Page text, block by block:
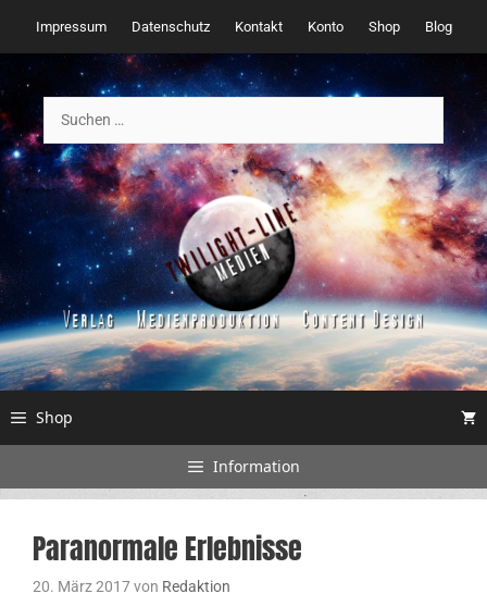
Inhalt
springen
Impressum Datenschutz Kontakt Konto Shop Blog
nach:
Shop
Information
Paranormale Erlebnisse
20. März 2017von Redaktion